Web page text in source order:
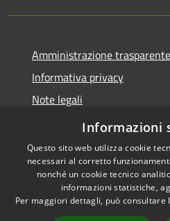
Amministrazione trasparente
Informativa privacy
Note legali
Dichiarazione di accessibilità
Accessibilità
Informazioni
Questo sito web utilizza cookie
necessari al corretto
nonché un cookie tecnico
informazioni statistiche,
Per maggiori dettagli, può consultare